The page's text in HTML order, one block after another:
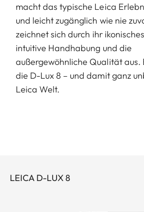
macht das typische Leica
und leicht zugänglich wie nie
zeichnet sich durch ihr
intuitive Handhabung und die
außergewöhnliche Qualität aus.
die D-Lux 8 – und damit ganz
Leica Welt.
LEICA D-LUX 8